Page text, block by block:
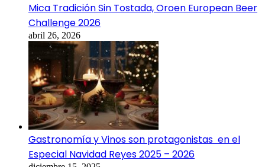
Mica Tradición Sin Tostada, Oroen European Beer
Challenge 2026
abril 26, 2026
Gastronomía y Vinos son protagonistas en el
Especial Navidad Reyes 2025 – 2026